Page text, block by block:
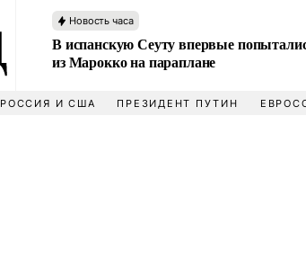
Новость часа
В испанскую Сеуту впервые
из Марокко на параплане
РОССИЯ И США ПРЕЗИДЕНТ ПУТИН